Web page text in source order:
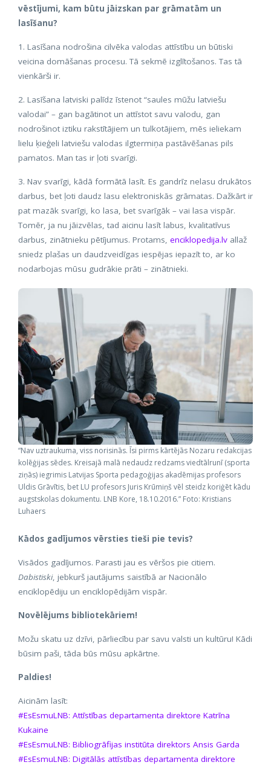
vēstījumi, kam būtu jāizskan par grāmatām un
lasīšanu?
1. Lasīšana nodrošina cilvēka valodas attīstību un būtiski
veicina domāšanas procesu. Tā sekmē izglītošanos. Tas tā
vienkārši ir.
2. Lasīšana latviski palīdz īstenot “saules mūžu latviešu
valodai” – gan bagātinot un attīstot savu valodu, gan
nodrošinot iztiku rakstītājiem un tulkotājiem, mēs ieliekam
lielu ķieģeli latviešu valodas ilgtermiņa pastāvēšanas pils
pamatos. Man tas ir ļoti svarīgi.
3. Nav svarīgi, kādā formātā lasīt. Es gandrīz nelasu drukātos
darbus, bet ļoti daudz lasu elektroniskās grāmatas. Dažkārt ir
pat mazāk svarīgi, ko lasa, bet svarīgāk – vai lasa vispār.
Tomēr, ja nu jāizvēlas, tad aicinu lasīt labus, kvalitatīvus
darbus, zinātnieku pētījumus. Protams, enciklopedija.lv allaž
sniedz plašas un daudzveidīgas iespējas iepazīt to, ar ko
nodarbojas mūsu gudrākie prāti – zinātnieki.
“Nav uztraukuma, viss norisinās. Īsi pirms kārtējās Nozaru redakcijas
kolēģijas sēdes. Kreisajā malā nedaudz redzams viedtālrunī (sporta
ziņās) iegrimis Latvijas Sporta pedagoģijas akadēmijas profesors
Uldis Grāvītis, bet LU profesors Juris Krūmiņš vēl steidz koriģēt kādu
augstskolas dokumentu. LNB Kore, 18.10.2016.” Foto: Kristians
Luhaers
Kādos gadījumos vērsties tieši pie tevis?
Visādos gadījumos. Parasti jau es vēršos pie citiem.
Dabistiski, jebkurš jautājums saistībā ar Nacionālo
enciklopēdiju un enciklopēdijām vispār.
Novēlējums bibliotekāriem!
Možu skatu uz dzīvi, pārliecību par savu valsti un kultūru! Kādi
būsim paši, tāda būs mūsu apkārtne.
Paldies!
Aicinām lasīt:
#EsEsmuLNB: Attīstības departamenta direktore Katrīna
Kukaine
#EsEsmuLNB: Bibliogrāfijas institūta direktors Ansis Garda
#EsEsmuLNB: Digitālās attīstības departamenta direktore